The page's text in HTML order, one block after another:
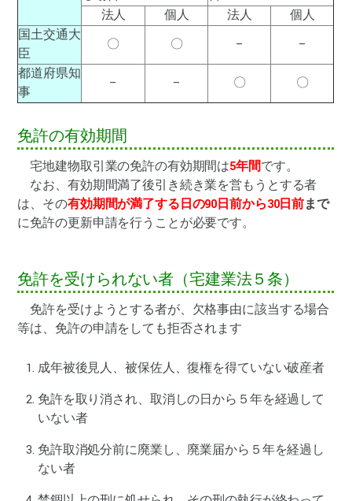
法人
個人 法人
個人
国土交通大
臣
〇 〇 –
–
都道府県知
事
– – 〇 〇
免許の有効期間
宅地建物取引業の免許の有効期間は5年間です。
なお、有効期間満了後引き続き業を営もうとする者
は、その有効期間が満了する日の90日前から30日前まで
に免許の更新申請を行うことが必要です。
免許を受けられない者（宅建業法５条）
免許を受けようとする者が、欠格事由に該当する場合
等は、免許の申請をしても拒否されます
成年被後見人、被保佐人、復権を得ていない破産者
免許を取り消され、取消しの日から５年を経過して
いない者
免許取消処分前に廃業し、廃業届から５年を経過し
ない者